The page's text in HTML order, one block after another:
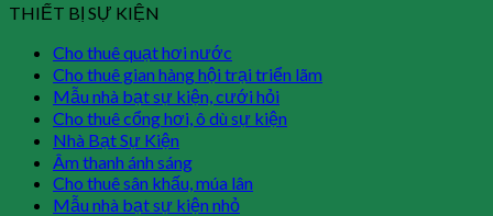
THIẾT BỊ SỰ KIỆN
Cho thuê quạt hơi nước
Cho thuê gian hàng hội trại triển lãm
Mẫu nhà bạt sự kiện, cưới hỏi
Cho thuê cổng hơi, ô dù sự kiện
Nhà Bạt Sự Kiện
Âm thanh ánh sáng
Cho thuê sân khấu, múa lân
Mẫu nhà bạt sự kiện nhỏ